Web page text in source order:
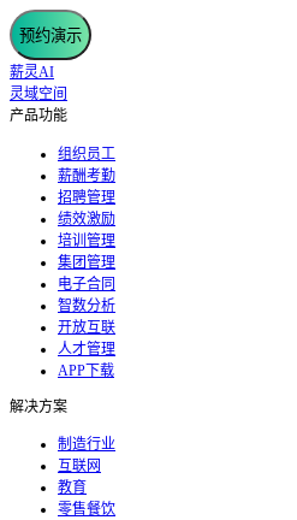
预约演示
薪灵AI
灵域空间
产品功能
组织员工
薪酬考勤
招聘管理
绩效激励
培训管理
集团管理
电子合同
智数分析
开放互联
人才管理
APP下载
解决方案
制造行业
互联网
教育
零售餐饮